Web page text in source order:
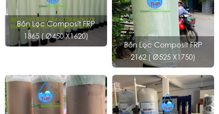
Bồn Lọc Composit FRP
1865 ( Ø450 X1620)
Bồn Lọc Composit FRP
2162 ( Ø525 X1750)